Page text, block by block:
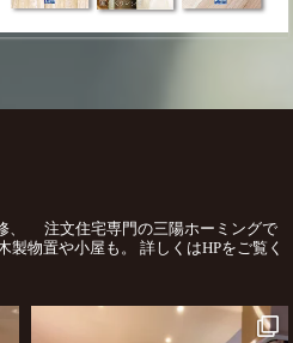
、
注文住宅専門の三陽ホーミングで
製物置や小屋も。
詳しくはHPをご覧く